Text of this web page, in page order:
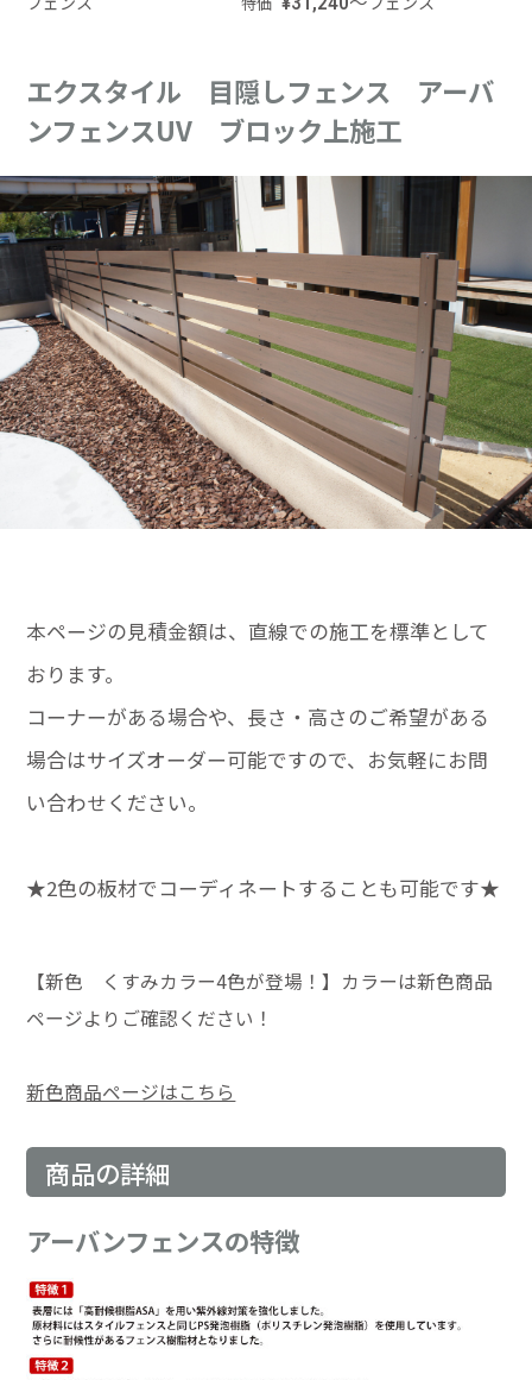
エクスタイル 目隠しフェンス アーバ
ンフェンスUV ブロック上施工
本ページの見積金額は、直線での施工を標準として
おります。
コーナーがある場合や、長さ・高さのご希望がある
場合はサイズオーダー可能ですので、お気軽にお問
い合わせください。
★2色の板材でコーディネートすることも可能です★
【新色 くすみカラー4色が登場！】カラーは新色商品
ページよりご確認ください！
新色商品ページはこちら
商品の詳細
アーバンフェンスの特徴